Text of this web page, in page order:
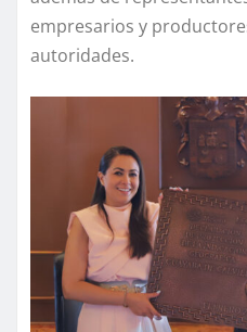
empresarios y
autoridades.